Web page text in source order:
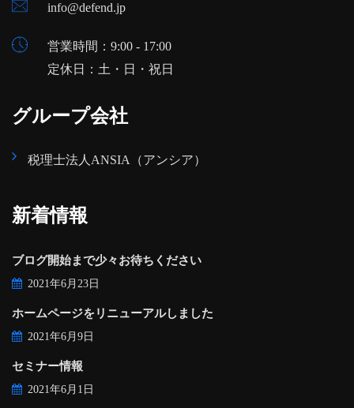
info@defend.jp
営業時間：9:00 - 17:00
定休日：土・日・祝日
グループ会社
税理士法人ANSIA（アンシア）
新着情報
ブログ開始まで少々お待ちください
2021年6月23日
ホームページをリニューアルしました
2021年6月9日
セミナー情報
2021年6月1日